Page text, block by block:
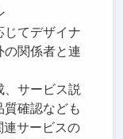
じてデザイナ
の関係者と連
、サービス説
質確認なども
連サービスの